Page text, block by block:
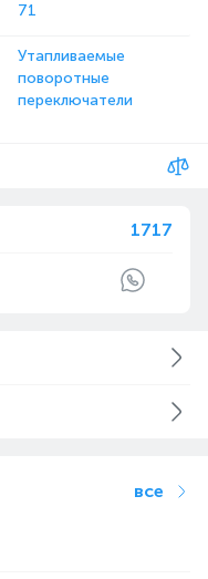
71
Утапливаемые
поворотные
переключатели
1717
все